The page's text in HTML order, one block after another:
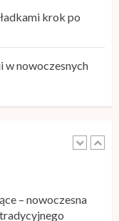
krok po
w nowoczesnych
opowieść
– nowoczesna